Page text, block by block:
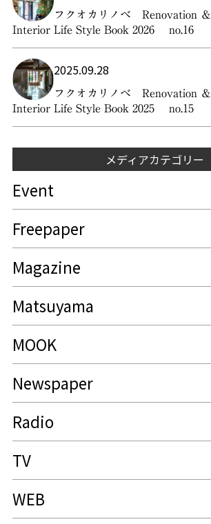
フクオカリノベ Renovation ＆
Interior Life Style Book 2026 no.16
2025.09.28
フクオカリノベ Renovation ＆
Interior Life Style Book 2025 no.15
メディアカテゴリー
Event
Freepaper
Magazine
Matsuyama
MOOK
Newspaper
Radio
TV
WEB